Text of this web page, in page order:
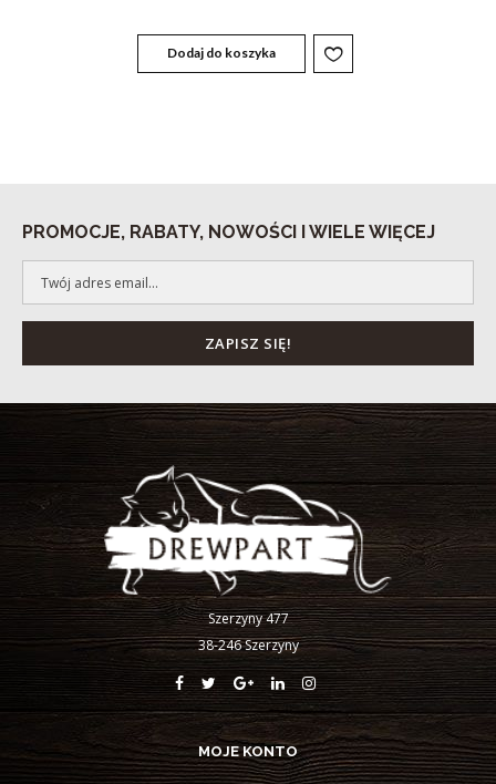
Dodaj do koszyka
PROMOCJE, RABATY, NOWOŚCI I WIELE WIĘCEJ
Szerzyny 477
38-246 Szerzyny
MOJE KONTO